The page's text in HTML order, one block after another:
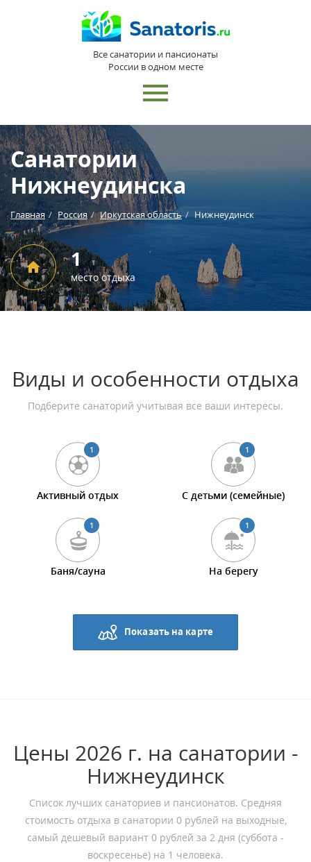
Все санатории и пансионаты
России в одном месте
Санатории
Нижнеудинска
Главная Россия Иркутская область Нижнеудинск
1
место отдыха
Виды и особенности отдыха
Подберите санаторий учитывая все ваши интересы.
1
Активный отдых
1
С детьми (семейные)
1
Баня/сауна
1
На берегу
Показать на карте
Цены 2026 г. на санатории -
Нижнеудинск
Список лучших санаториев и пансионатов. Средняя
стоимость отдыха в санатории 0 рублей на выходные,
самый дешевый вариант 0 рублей за 2 дня (суббота -
воскресенье) на 1 человека.